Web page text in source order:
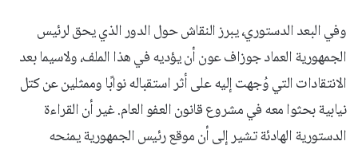
وفي البعد الدستوري، يبرز النقاش حول الدور الذي يحق لرئيس
الجمهورية العماد جوزاف عون أن يؤديه في هذا الملف، ولاسيما بعد
الانتقادات التي وُجهت إليه على أثر استقباله نوابًا وممثلين عن كتل
نيابية بحثوا معه في مشروع قانون العفو العام. غير أن القراءة
الدستورية الهادئة تشير إلى أن موقع رئيس الجمهورية يمنحه